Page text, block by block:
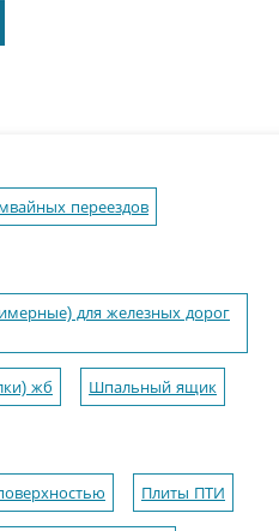
переездов
для железных дорог
жб Шпальный ящик
Плиты ПТИ